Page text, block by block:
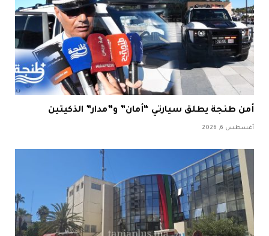
أمن طنجة يطلق سيارتي “أمان” و”مدار” الذكيتين
أغسطس 6, 2026